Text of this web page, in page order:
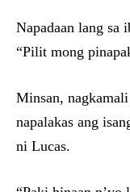
Napadaan lang sa
“Pilit mong
Minsan,
napalakas ang
ni Lucas.